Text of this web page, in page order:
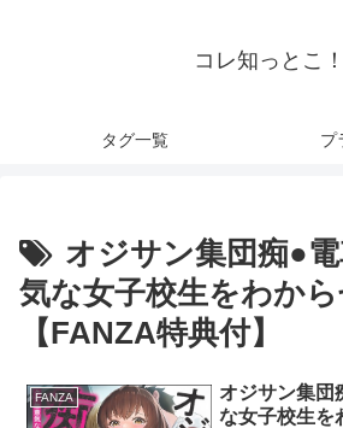
コレ知っとこ！
タグ一覧 プ
オジサン集団痴●
気な女子校生をわか
【FANZA特典付】
FANZA
オジサン集団
な女子校生を